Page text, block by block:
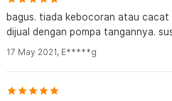
bagus. tiada kebocoran atau cacat
dijual dengan pompa tangannya.
17 May 2021, E*****g